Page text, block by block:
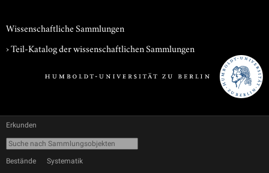
Wissenschaftliche Sammlungen
› Teil-Katalog der wissenschaftlichen Sammlungen
Erkunden
Bestände Systematik